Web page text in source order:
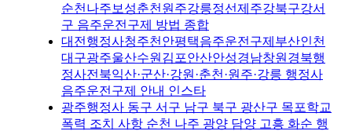
순천나주보성춘천원주강릉정선제주강북구강서
구 음주운전구제 방법 종합
대전행정사청주천안평택음주운전구제부산인천
대구광주울산수원김포안산안성경남창원경북행
정사전북익산·군산·강원·춘천·원주·강릉 행정사
음주운전구제 안내 인스타
광주행정사 동구 서구 남구 북구 광산구 목포학교
폭력 조치 사항 순천 나주 광양 담양 고흥 화순 행